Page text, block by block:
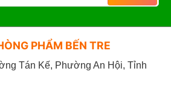
PHẨM BẾN TRE
Tán Kế, Phường An Hội, Tỉnh